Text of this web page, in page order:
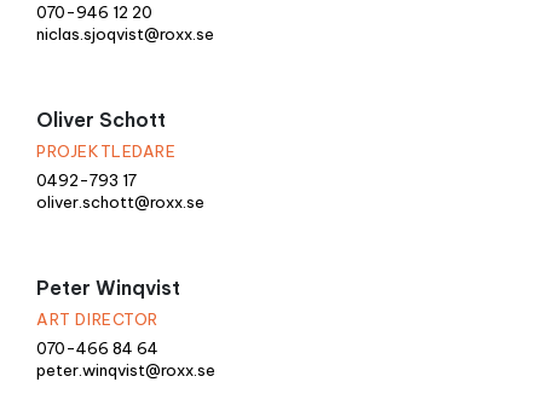
070-946 12 20
niclas.sjoqvist@roxx.se
Oliver Schott
PROJEKTLEDARE
0492-793 17
oliver.schott@roxx.se
Peter Winqvist
ART DIRECTOR
070-466 84 64
peter.winqvist@roxx.se